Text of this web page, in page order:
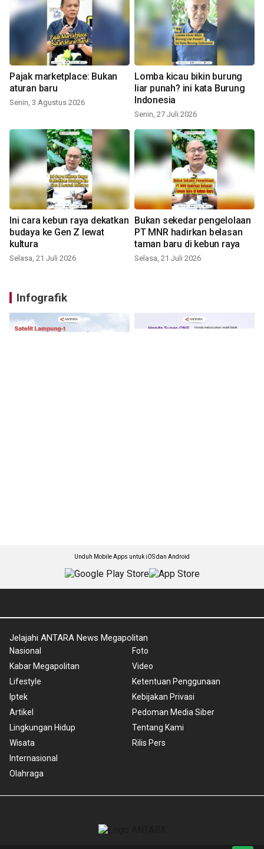
Pajak marketplace: Bukan
aturan baru
Senin, 3 Agustus 2026
Lomba kicau bikin burung
liar punah? ini kata Burung
Indonesia
Senin, 27 Juli 2026
Ini cara kebun raya dekatkan
budaya ke Gen Z lewat
kultura
Selasa, 21 Juli 2026
Bukan sekedar pengelolaan
PT MNR hadirkan belasan
taman baru di kebun raya
Selasa, 21 Juli 2026
Infografik
Unduh Mobile Apps untuk iOS dan Android
Jelajahi ANTARA News Megapolitan
Nasional
Kabar Megapolitan
Lifestyle
Iptek
Artikel
Lingkungan Hidup
Wisata
Internasional
Olahraga
Foto
Video
Ketentuan Penggunaan
Kebijakan Privasi
Pedoman Media Siber
Tentang Kami
Rilis Pers